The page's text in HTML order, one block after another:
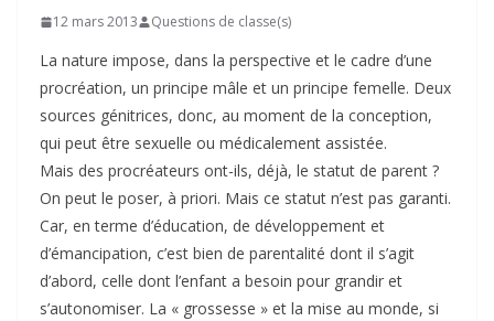
12 mars 2013 Questions de classe(s)
La nature impose, dans la perspective et le cadre d’une
procréation, un principe mâle et un principe femelle. Deux
sources génitrices, donc, au moment de la conception,
qui peut être sexuelle ou médicalement assistée.
Mais des procréateurs ont-ils, déjà, le statut de parent ?
On peut le poser, à priori. Mais ce statut n’est pas garanti.
Car, en terme d’éducation, de développement et
d’émancipation, c’est bien de parentalité dont il s’agit
d’abord, celle dont l’enfant a besoin pour grandir et
s’autonomiser. La « grossesse » et la mise au monde, si